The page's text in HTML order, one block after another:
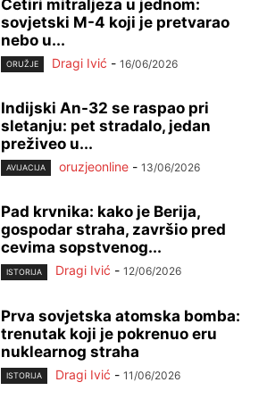
Četiri mitraljeza u jednom:
sovjetski M-4 koji je pretvarao
nebo u...
ORUŽJE Dragi Ivić - 16/06/2026
Indijski An-32 se raspao pri
sletanju: pet stradalo, jedan
preživeo u...
AVIJACIJA oruzjeonline - 13/06/2026
Pad krvnika: kako je Berija,
gospodar straha, završio pred
cevima sopstvenog...
ISTORIJA Dragi Ivić - 12/06/2026
Prva sovjetska atomska bomba:
trenutak koji je pokrenuo eru
nuklearnog straha
ISTORIJA Dragi Ivić - 11/06/2026